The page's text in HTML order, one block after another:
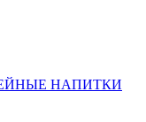
НАПИТКИ